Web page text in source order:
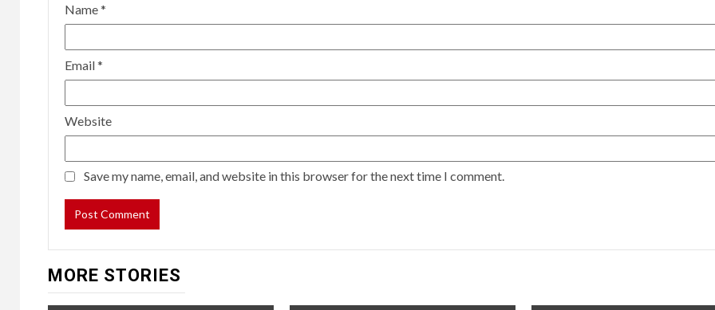
Name*
Email*
Website
Save my name, email, and website in this browser for the next time I comment.
MORE STORIES